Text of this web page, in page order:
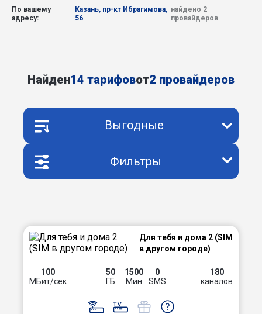
По вашему
адресу:
Казань, пр-кт Ибрагимова,
56
найдено 2
провайдеров
Найден14 тарифовот2 провайдеров
Выгодные
Фильтры
Для тебя и дома 2 (SIM
в другом городе)
100
МБит/сек
50
ГБ
1500
Мин
0
SMS
180
каналов